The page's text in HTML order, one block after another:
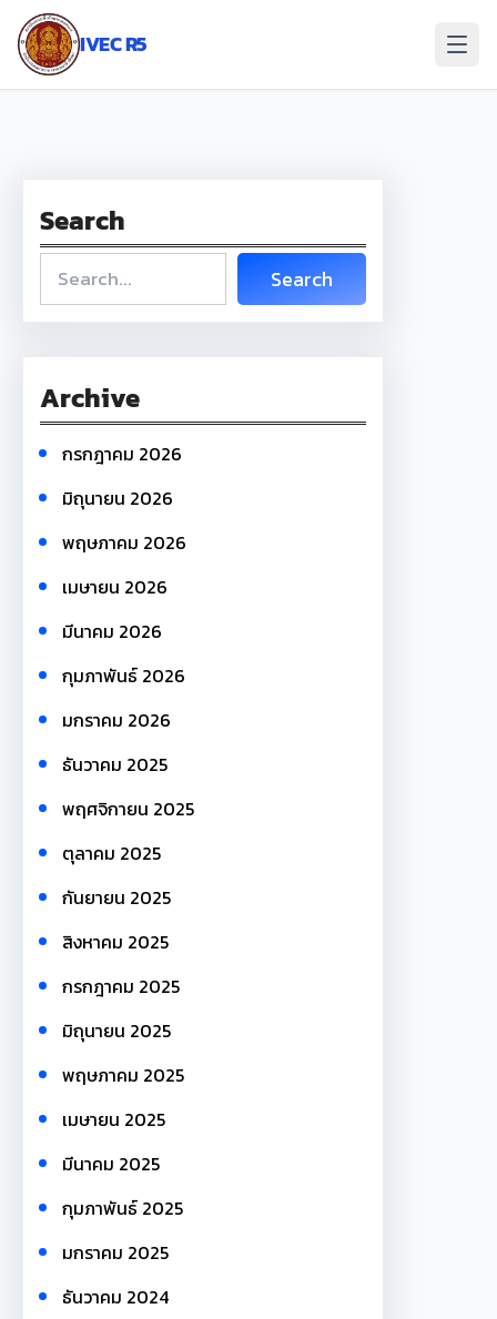
ข้าม
IVEC R5
Search
e
a
c
h
Search
Archive
กรกฎาคม 2026
มิถุนายน 2026
พฤษภาคม 2026
เมษายน 2026
มีนาคม 2026
กุมภาพันธ์ 2026
มกราคม 2026
ธันวาคม 2025
พฤศจิกายน 2025
ตุลาคม 2025
กันยายน 2025
สิงหาคม 2025
กรกฎาคม 2025
มิถุนายน 2025
พฤษภาคม 2025
เมษายน 2025
มีนาคม 2025
กุมภาพันธ์ 2025
มกราคม 2025
ธันวาคม 2024